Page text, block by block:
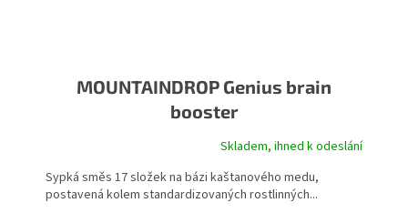
MOUNTAINDROP Genius brain
booster
Skladem, ihned k odeslání
Sypká směs 17 složek na bázi kaštanového medu,
postavená kolem standardizovaných rostlinných...